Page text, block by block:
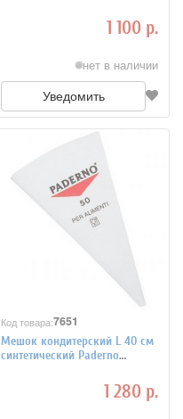
1 100 р.
нет в наличии
Уведомить
Код товара:7651
Мешок кондитерский L 40 см
синтетический Paderno
1 280 р.